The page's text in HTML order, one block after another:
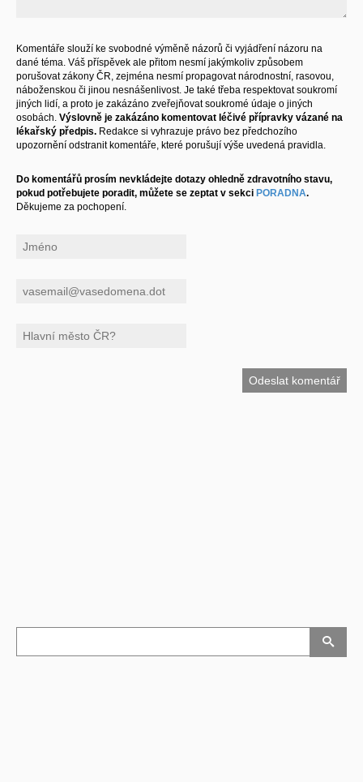
Komentáře slouží ke svobodné výměně názorů či vyjádření názoru na
dané téma. Váš příspěvek ale přitom nesmí jakýmkoliv způsobem
porušovat zákony ČR, zejména nesmí propagovat národnostní, rasovou,
náboženskou či jinou nesnášenlivost. Je také třeba respektovat soukromí
jiných lidí, a proto je zakázáno zveřejňovat soukromé údaje o jiných
osobách. Výslovně je zakázáno komentovat léčivé přípravky vázané na
lékařský předpis. Redakce si vyhrazuje právo bez předchozího
upozornění odstranit komentáře, které porušují výše uvedená pravidla.
Do komentářů prosím nevkládejte dotazy ohledně zdravotního stavu,
pokud potřebujete poradit, můžete se zeptat v sekci PORADNA.
Děkujeme za pochopení.